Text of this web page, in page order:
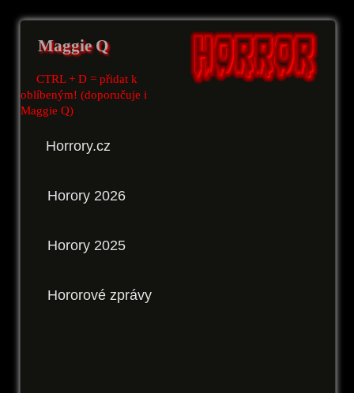
Maggie Q
CTRL + D = přidat k
oblíbeným! (doporučuje i
Maggie Q)
Horrory.cz
Horory 2026
Horory 2025
Hororové zprávy